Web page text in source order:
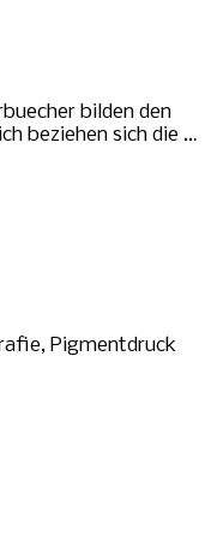
bilden den
beziehen sich die …
Pigmentdruck